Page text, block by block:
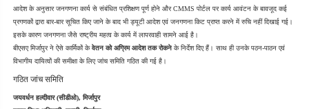
आदेश के अनुसार जनगणना कार्य से संबंधित प्रशिक्षण पूर्ण होने और CMMS पोर्टल पर कार्य आवंटन के बावजूद कई
प्रगणकों द्वारा बार-बार सूचित किए जाने के बाद भी ड्यूटी आदेश एवं जनगणना किट प्राप्त करने में रुचि नहीं दिखाई गई।
इसके कारण जनगणना जैसे राष्ट्रीय महत्व के कार्य में लापरवाही सामने आई है।
बीएसए मिर्जापुर ने ऐसे कार्मिकों के वेतन को अग्रिम आदेश तक रोकने के निर्देश दिए हैं। साथ ही उनके पठन-पाठन एवं
विभागीय दायित्वों की समीक्षा के लिए जांच समिति गठित की गई है।
गठित जांच समिति
जयवर्धन हल्दीवार (सीडीओ), मिर्जापुर